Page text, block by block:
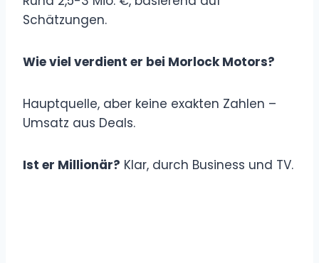
Schätzungen.
Wie viel verdient er bei Morlock Motors?
Hauptquelle, aber keine exakten Zahlen –
Umsatz aus Deals.
Ist er Millionär? Klar, durch Business und TV.